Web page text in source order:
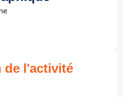
de l'activité